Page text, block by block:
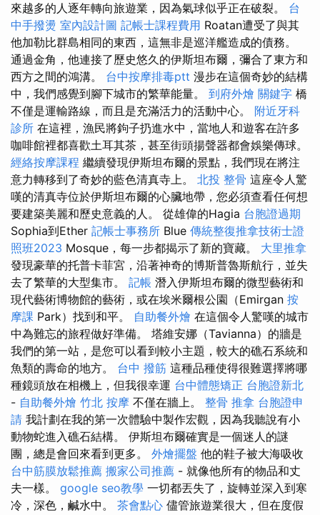
來越多的人逐年轉向旅遊業，因為氣球似乎正在破裂。 台
中手撥燙 室內設計圖 記帳士課程費用 Roatan遭受了與其
他加勒比群島相同的東西，這無非是巡洋艦造成的債務。
通過金角，他連接了歷史悠久的伊斯坦布爾，彌合了東方和
西方之間的鴻溝。 台中按摩排毒ptt 漫步在這個奇妙的結構
中，我們感覺到腳下城市的繁華能量。 到府外燴 關鍵字 橋
不僅是運輸路線，而且是充滿活力的活動中心。 附近牙科
診所 在這裡，漁民將鉤子扔進水中，當地人和遊客在許多
咖啡館裡都喜歡土耳其茶，甚至街頭揚聲器都會娛樂傳球。
經絡按摩課程 繼續發現伊斯坦布爾的景點，我們現在將注
意力轉移到了奇妙的藍色清真寺上。 北投 整骨 這座令人驚
嘆的清真寺位於伊斯坦布爾的心臟地帶，您必須查看任何想
要建築美麗和歷史意義的人。 從雄偉的Hagia 台胞證過期
Sophia到Ether 記帳士事務所 Blue 傳統整復推拿技術士證
照班2023 Mosque，每一步都揭示了新的寶藏。 大里推拿
發現豪華的托普卡菲宮，沿著神奇的博斯普魯斯航行，並失
去了繁華的大型集市。 記帳 潛入伊斯坦布爾的微型藝術和
現代藝術博物館的藝術，或在埃米爾根公園（Emirgan 按
摩課 Park）找到和平。 自助餐外燴 在這個令人驚嘆的城市
中為難忘的旅程做好準備。 塔維安娜（Tavianna）的牆是
我們的第一站，是您可以看到較小主題，較大的礁石系統和
魚類的壽命的地方。 台中 撥筋 這種品種使得很難選擇將哪
種鏡頭放在相機上，但我很幸運 台中體態矯正 台胞證新北
- 自助餐外燴 竹北 按摩 不僅在牆上。 整骨 推拿 台胞證申
請 我計劃在我的第一次體驗中製作宏觀，因為我聽說有小
動物蛇進入礁石結構。 伊斯坦布爾確實是一個迷人的謎
團，總是會回來看到更多。 外燴擺盤 他的鞋子被大海吸收
台中筋膜放鬆推薦 搬家公司推薦 - 就像他所有的物品和丈
夫一樣。 google seo教學 一切都丟失了，旋轉並深入到寒
冷，深色，鹹水中。 茶會點心 儘管旅遊業很大，但在度假